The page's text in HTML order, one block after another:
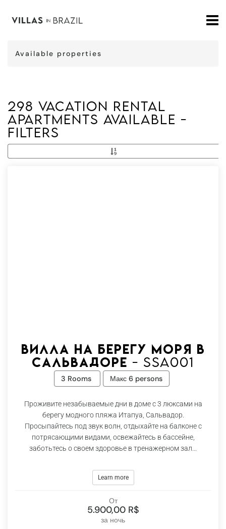
Available properties
298 vacation rental
apartments available -
Filters
Вилла на берегу моря в
Сальвадоре - Ssa001
3 Rooms Макс 6 persons
Проживите незабываемые дни в доме с 3 люксами на
берегу модного пляжа Итапуа, Сальвадор.
Просыпайтесь под звук волн, отдыхайте на балконе с
потрясающими видами, освежайтесь в бассейне,
заботьтесь о своем здоровье в тренажерном зал...
Learn more
От
5.900,00 R$
за ночь